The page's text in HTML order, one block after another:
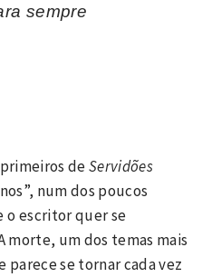
sempre
deServidões
num dos poucos
o escritor quer se
morte, um dos temas mais
parece se tornar cada vez